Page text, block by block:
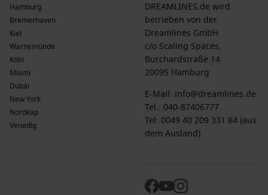
Hamburg
Bremerhaven
Kiel
Warnemünde
Köln
Miami
Dubai
New York
Nordkap
Venedig
DREAMLINES.de wird
betrieben von der
Dreamlines GmbH
c/o Scaling Spaces,
Burchardstraße 14
20095 Hamburg
E-Mail: info@dreamlines.de
Tel.: 040-87406777
Tel: 0049 40 209 331 84 (aus
dem Ausland)